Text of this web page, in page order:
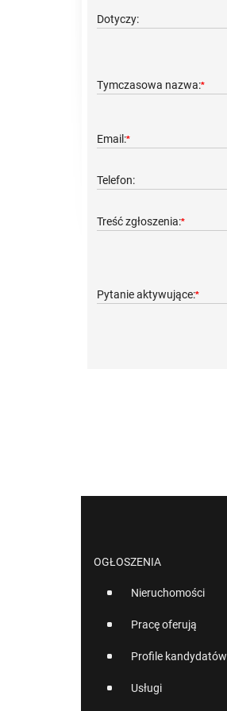
Dotyczy:
Tymczasowa nazwa:*
Email:*
Telefon:
Treść zgłoszenia:*
Pytanie aktywujące:*
OGŁOSZENIA
Nieruchomości
Pracę oferują
Profile kandydatów
Usługi